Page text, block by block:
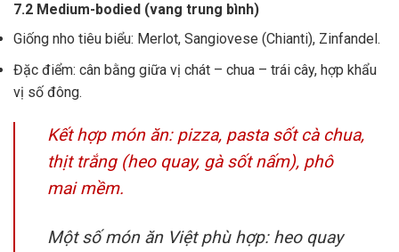
7.2 Medium-bodied (vang trung bình)
Giống nho tiêu biểu: Merlot, Sangiovese (Chianti), Zinfandel.
Đặc điểm: cân bằng giữa vị chát – chua – trái cây, hợp khẩu
vị số đông.
Kết hợp món ăn: pizza, pasta sốt cà chua,
thịt trắng (heo quay, gà sốt nấm), phô
mai mềm.
Một số món ăn Việt phù hợp: heo quay